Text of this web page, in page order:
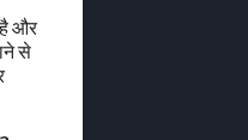
है और
से